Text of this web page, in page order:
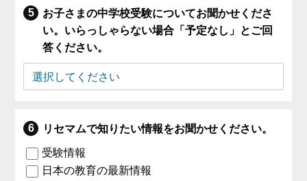
お子さまの中学校受験についてお聞かせくださ
い。いらっしゃらない場合「予定なし」とご回
答ください。
リセマムで知りたい情報をお聞かせください。
受験情報
日本の教育の最新情報